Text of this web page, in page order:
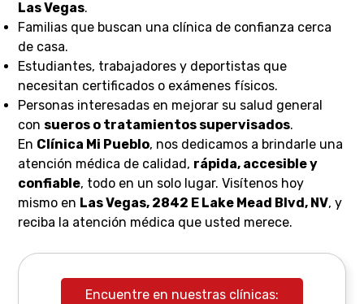
Las Vegas.
Familias que buscan una clínica de confianza cerca
de casa.
Estudiantes, trabajadores y deportistas que
necesitan certificados o exámenes físicos.
Personas interesadas en mejorar su salud general
con sueros o tratamientos supervisados.
En Clínica Mi Pueblo, nos dedicamos a brindarle una
atención médica de calidad, rápida, accesible y
confiable, todo en un solo lugar. Visítenos hoy
mismo en Las Vegas, 2842 E Lake Mead Blvd, NV, y
reciba la atención médica que usted merece.
Encuentre en nuestras clínicas: